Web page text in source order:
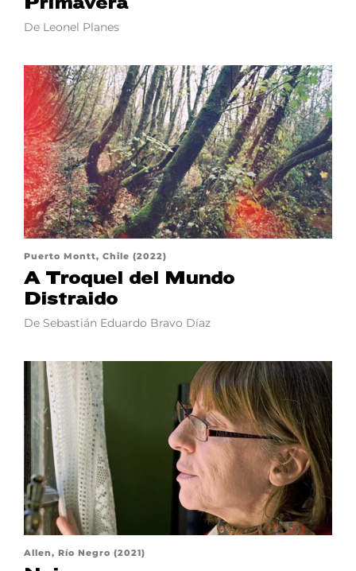
De Leonel Planes
Puerto Montt, Chile (2022)
A Troquel del Mundo
Distraido
De Sebastián Eduardo Bravo Díaz
Allen, Río Negro (2021)